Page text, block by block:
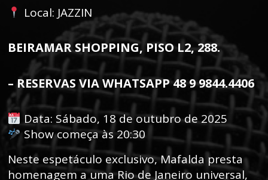
Local: JAZZIN
BEIRAMAR SHOPPING, PISO L2, 288.
– RESERVAS VIA WHATSAPP 48 9 9844.4406
Data: Sábado, 18 de outubro de 2025
Show começa às 20:30
Neste espetáculo exclusivo, Mafalda presta
homenagem a uma Rio de Janeiro universal,